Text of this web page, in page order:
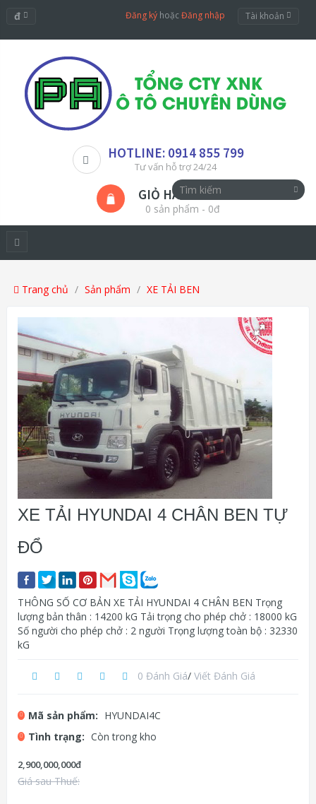
đ Đăng ký hoặcĐăng nhập Tài khoản
HOTLINE: 0914 855 799
Tư vấn hỗ trợ 24/24
GIỎ HÀNG
0 sản phẩm - 0đ
Trang chủ Sản phẩm XE TẢI BEN
XE TẢI HYUNDAI 4 CHÂN BEN TỰ
ĐỔ
THÔNG SỐ CƠ BẢN XE TẢI HYUNDAI 4 CHÂN BEN Trọng
lượng bản thân : 14200 kG Tải trọng cho phép chở : 18000 kG
Số người cho phép chở : 2 người Trọng lượng toàn bộ : 32330
kG
0 Đánh Giá/ Viết Đánh Giá
Mã sản phẩm: HYUNDAI4C
Tình trạng: Còn trong kho
2,900,000,000đ
Giá sau Thuế: